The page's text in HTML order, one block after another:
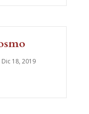
Dic 18, 2019